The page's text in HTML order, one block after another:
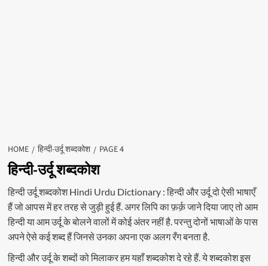
HOME हिन्दी-उर्दू शब्दकोश PAGE 4
हिन्दी-उर्दू शब्दकोश
हिन्दी उर्दू शब्दकोश Hindi Urdu Dictionary : हिन्दी और उर्दू दो ऐसी भाषाएँ
हैं जो आपस में हर तरह से जुड़ी हुई हैं. अगर लिपि का फ़र्क़ जाने दिया जाए तो आम
हिन्दी या आम उर्दू के बोलने वालों में कोई अंतर नहीं है. परन्तु दोनों भाषाओं के पास
अपने ऐसे कई शब्द हैं जिनसे उनका अपना एक अलग रँग बनता है.
हिन्दी और उर्दू के शब्दों को मिलाकर हम यहाँ शब्दकोश दे रहे हैं. ये शब्दकोश इस